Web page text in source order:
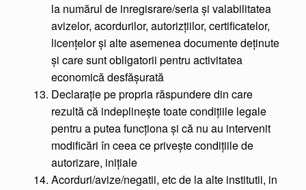
la numărul de inregisrare/seria şi valabilitatea
avizelor, acordurilor, autorizţiilor, certificatelor,
licenţelor şi alte asemenea documente deţinute
şi care sunt obligatorii pentru activitatea
economică desfăşurată
Declaraţie pe propria răspundere din care
rezultă că indeplineşte toate condiţiile legale
pentru a putea funcţiona şi că nu au intervenit
modificări în ceea ce priveşte condiţiile de
autorizare, iniţiale
Acorduri/avize/negatii, etc de la alte institutii, in